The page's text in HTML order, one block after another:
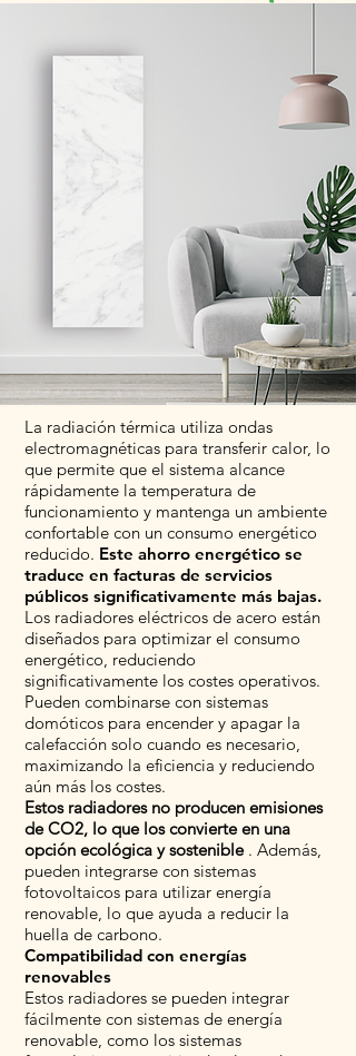
La radiación térmica utiliza ondas
electromagnéticas para transferir calor, lo
que permite que el sistema alcance
rápidamente la temperatura de
funcionamiento y mantenga un ambiente
confortable con un consumo energético
reducido. Este ahorro energético se
traduce en facturas de servicios
públicos significativamente más bajas.
Los radiadores eléctricos de acero están
diseñados para optimizar el consumo
energético, reduciendo
significativamente los costes operativos.
Pueden combinarse con sistemas
domóticos para encender y apagar la
calefacción solo cuando es necesario,
maximizando la eficiencia y reduciendo
aún más los costes.
Estos radiadores no producen emisiones
de CO2, lo que los convierte en una
opción ecológica y sostenible. Además,
pueden integrarse con sistemas
fotovoltaicos para utilizar energía
renovable, lo que ayuda a reducir la
huella de carbono.
Compatibilidad con energías
renovables
Estos radiadores se pueden integrar
fácilmente con sistemas de energía
renovable, como los sistemas